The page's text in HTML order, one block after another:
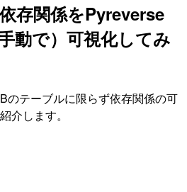
存関係をPyreverse
動で）可視化してみ
のテーブルに限らず依存関係の可
介します。